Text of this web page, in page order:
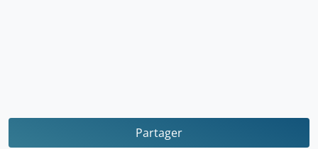
Partager